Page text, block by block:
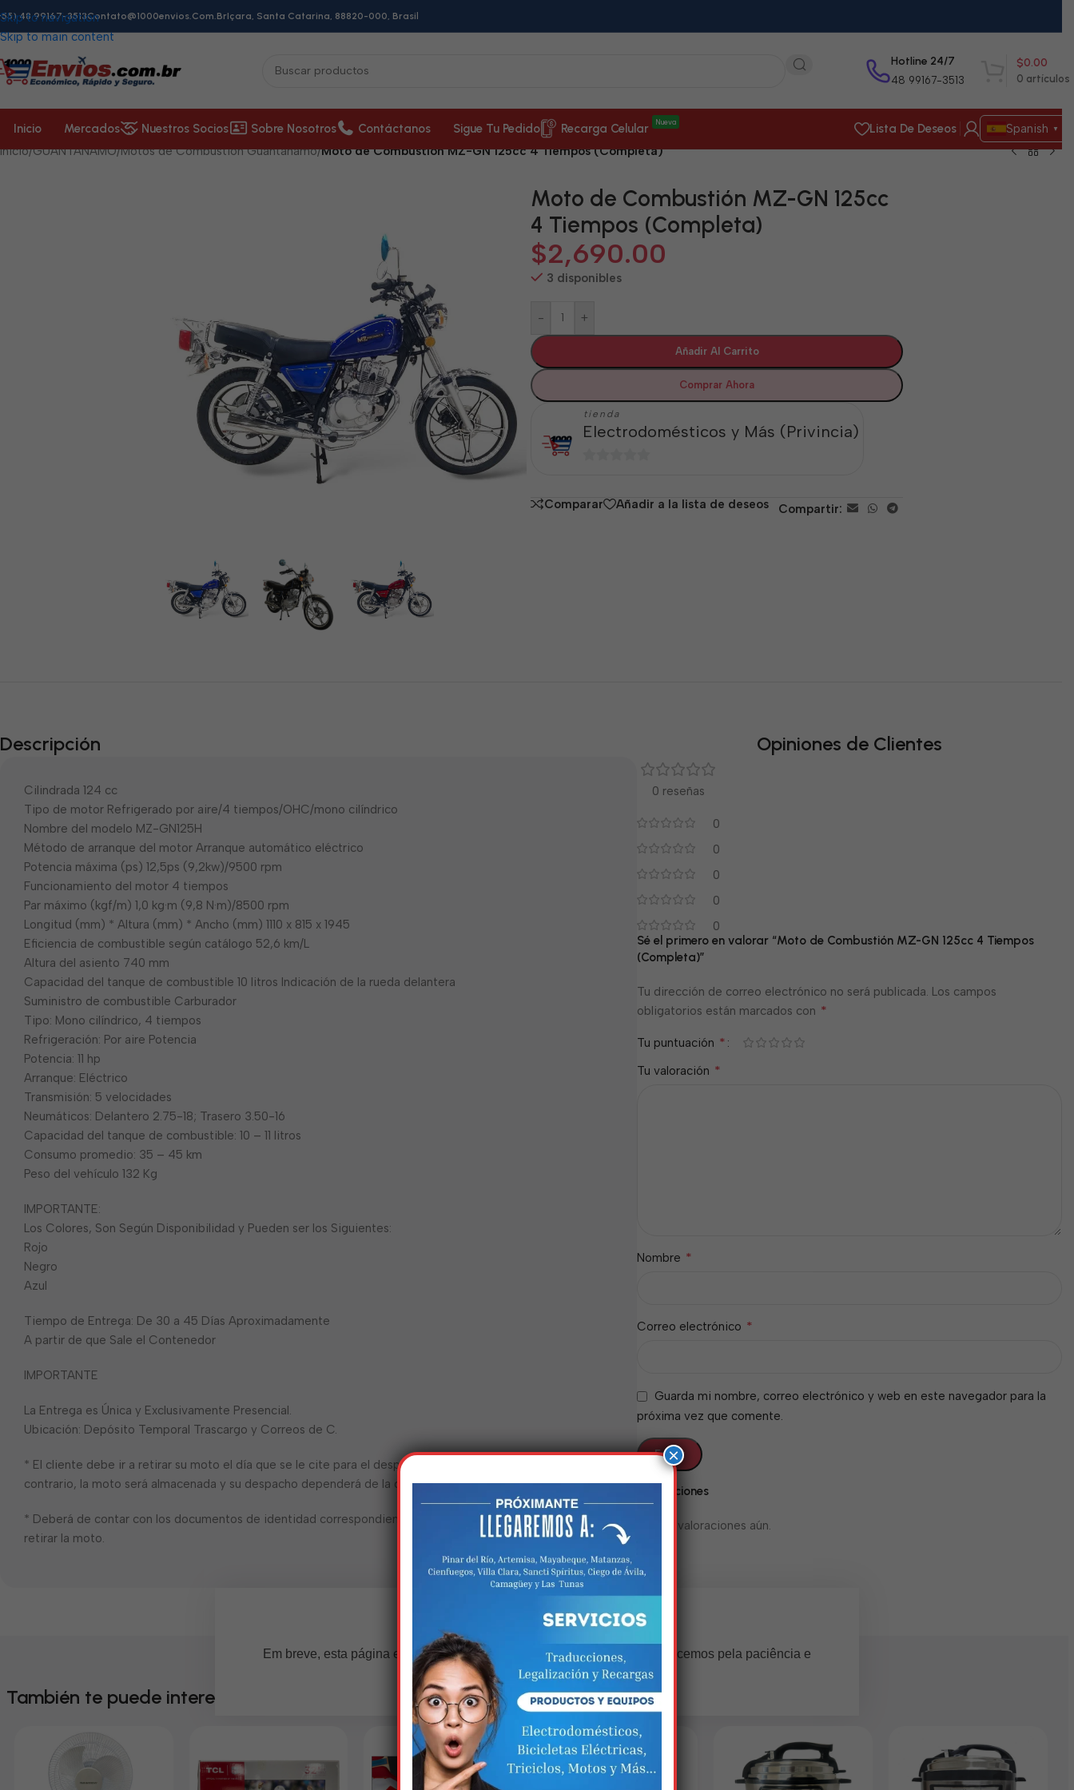
Skip to navigation
Skip to main content
48 99167-3513Contato@1000envios.com.brIçara, Santa Catarina, 88820-000, Brasil
Hotline 24/7
48 99167-3513 0 artículos
$0.00
Inicio Mercados Nuestros Socios Sobre Nosotros Contáctanos Sigue Tu Pedido Recarga Celular Nueva Lista De Deseos Spanish ▼
Inicio/GUANTÁNAMO/Motos de Combustión Guantánamo/Moto de Combustión MZ-GN 125cc 4 Tiempos (Completa)
Moto de Combustión MZ-GN 125cc
4 Tiempos (Completa)
$2,690.00
3 disponibles
- +
Añadir Al Carrito
Comprar Ahora
tienda
Electrodomésticos y Más (Privincia)
5
Comparar Añadir a la lista de deseos Compartir:
Descripción
Cilindrada 124 cc
Tipo de motor Refrigerado por aire/4 tiempos/OHC/mono cilíndrico
Nombre del modelo MZ-GN125H
Método de arranque del motor Arranque automático eléctrico
Potencia máxima (ps) 12,5ps (9,2kw)/9500 rpm
Funcionamiento del motor 4 tiempos
Par máximo (kgf/m) 1,0 kg·m (9,8 N·m)/8500 rpm
Longitud (mm) * Altura (mm) * Ancho (mm) 1110 x 815 x 1945
Eficiencia de combustible según catálogo 52,6 km/L
Altura del asiento 740 mm
Capacidad del tanque de combustible 10 litros Indicación de la rueda delantera
Suministro de combustible Carburador
Tipo: Mono cilíndrico, 4 tiempos
Refrigeración: Por aire Potencia
Potencia: 11 hp
Arranque: Eléctrico
Transmisión: 5 velocidades
Neumáticos: Delantero 2.75-18; Trasero 3.50-16
Capacidad del tanque de combustible: 10 – 11 litros
Consumo promedio: 35 – 45 km
Peso del vehículo 132 Kg
IMPORTANTE:
Los Colores, Son Según Disponibilidad y Pueden ser los Siguientes:
Rojo
Negro
Azul
Tiempo de Entrega: De 30 a 45 Días Aproximadamente
A partir de que Sale el Contenedor
IMPORTANTE
La Entrega es Única y Exclusivamente Presencial.
Ubicación: Depósito Temporal Trascargo y Correos de C.
* El cliente debe ir a retirar su moto el día que se le cite para el despacho o dentro de 72 horas. De lo
contrario, la moto será almacenada y su despacho dependerá de la disponibilidad de la aduana.
* Deberá de contar con los documentos de identidad correspondientes y vigentes al momento de ir a
retirar la moto.
Opiniones de Clientes
0 reseñas
0
0
0
0
0
Valoraciones
No hay valoraciones aún.
Sé el primero en valorar “Moto de Combustión MZ-GN 125cc 4 Tiempos
(Completa)”
Tu dirección de correo electrónico no será publicada. Los campos
obligatorios están marcados con *
Tu puntuación *
Tu valoración *
Nombre *
Correo electrónico *
Guarda mi nombre, correo electrónico y web en este navegador para la
próxima vez que comente.
También te puede interesar
×
Estamos trabalhando nisso!
Em breve, esta página estará disponível com novidades incríveis. Agradecemos pela paciência e
compreensão.